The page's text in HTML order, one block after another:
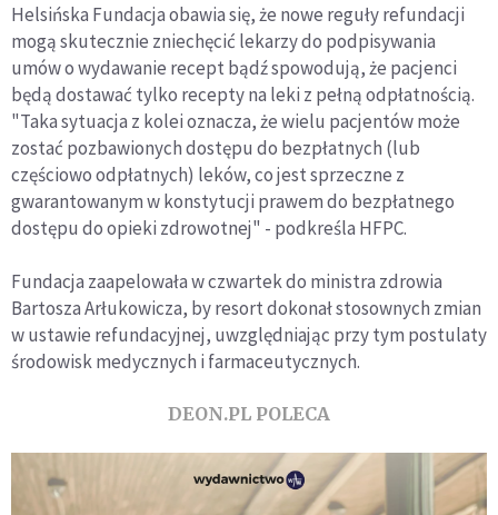
Helsińska Fundacja obawia się, że nowe reguły refundacji
mogą skutecznie zniechęcić lekarzy do podpisywania
umów o wydawanie recept bądź spowodują, że pacjenci
będą dostawać tylko recepty na leki z pełną odpłatnością.
"Taka sytuacja z kolei oznacza, że wielu pacjentów może
zostać pozbawionych dostępu do bezpłatnych (lub
częściowo odpłatnych) leków, co jest sprzeczne z
gwarantowanym w konstytucji prawem do bezpłatnego
dostępu do opieki zdrowotnej" - podkreśla HFPC.
Fundacja zaapelowała w czwartek do ministra zdrowia
Bartosza Arłukowicza, by resort dokonał stosownych zmian
w ustawie refundacyjnej, uwzględniając przy tym postulaty
środowisk medycznych i farmaceutycznych.
DEON.PL POLECA